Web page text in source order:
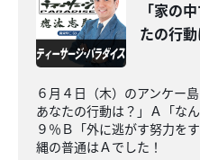
「家の
たの行動
６月４日（木）のアンケー
あなたの行動は？」Ａ「な
９％Ｂ「外に逃がす努力を
縄の普通はＡでした！